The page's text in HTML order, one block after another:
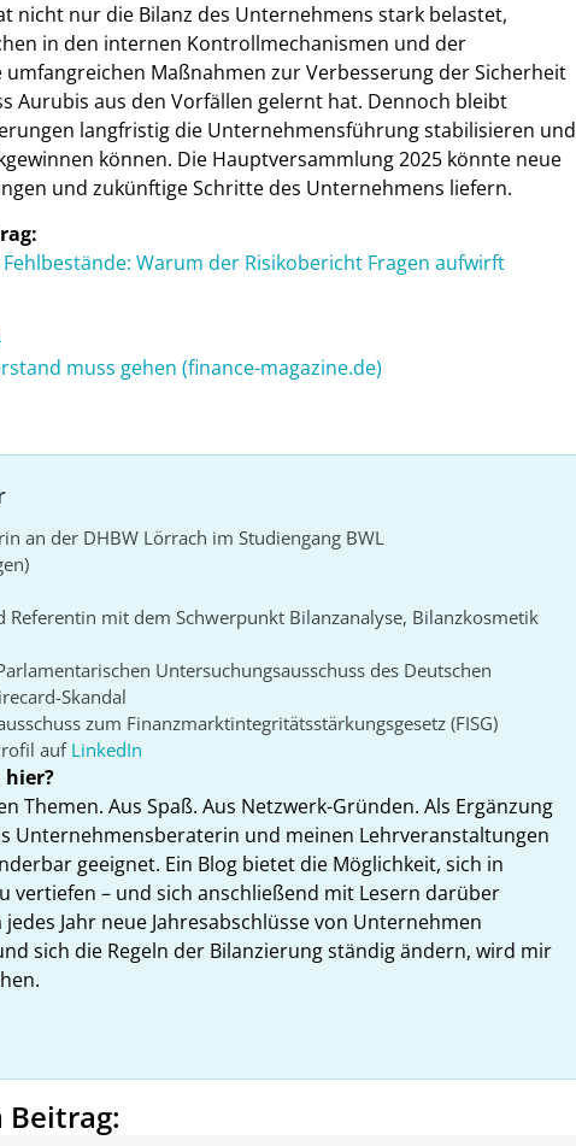
nicht nur die Bilanz des Unternehmens stark belastet,
in den internen Kontrollmechanismen und der
Maßnahmen zur Verbesserung der Sicherheit
Aurubis aus den Vorfällen gelernt hat. Dennoch bleibt
langfristig die Unternehmensführung stabilisieren und
können. Die Hauptversammlung 2025 könnte neue
und zukünftige Schritte des Unternehmens liefern.
Warum der Risikobericht Fragen aufwirft
muss gehen (finance-magazine.de)
an der DHBW Lörrach im Studiengang BWL
Referentin mit dem Schwerpunkt Bilanzanalyse, Bilanzkosmetik
Untersuchungsausschuss des Deutschen
Skandal
zum Finanzmarktintegritätsstärkungsgesetz (FISG)
auf LinkedIn
hier?
Themen. Aus Spaß. Aus Netzwerk-Gründen. Als Ergänzung
Unternehmensberaterin und meinen Lehrveranstaltungen
geeignet. Ein Blog bietet die Möglichkeit, sich in
vertiefen – und sich anschließend mit Lesern darüber
Jahr neue Jahresabschlüsse von Unternehmen
sich die Regeln der Bilanzierung ständig ändern, wird mir
Beitrag: